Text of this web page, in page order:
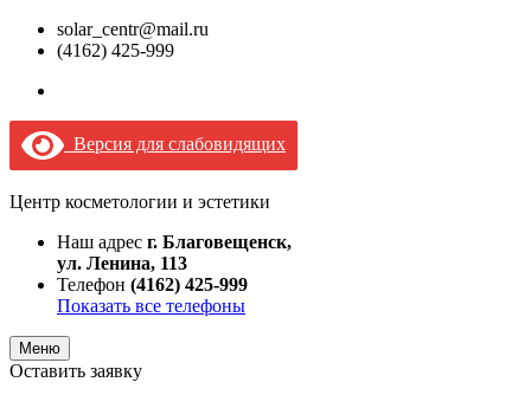
solar_centr@mail.ru
(4162) 425-999
Версия для слабовидящих
Центр косметологии и эстетики
Наш адрес г. Благовещенск,
ул. Ленина, 113
Телефон (4162) 425-999
Показать все телефоны
Меню
Оставить заявку